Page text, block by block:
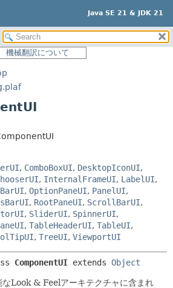
Java SE 21 & JDK 21
サマリー:
ネスト済
詳細:
コンストラクタ
メソッド
機械翻訳について
, ComboBoxUI, DesktopIconUI,
, InternalFrameUI, LabelUI,
, OptionPaneUI, PanelUI,
, RootPaneUI, ScrollBarUI,
, SliderUI, SpinnerUI,
, TableHeaderUI, TableUI,
, TreeUI, ViewportUI
ComponentUI extends Object
Look & Feelアーキテクチャに含まれ